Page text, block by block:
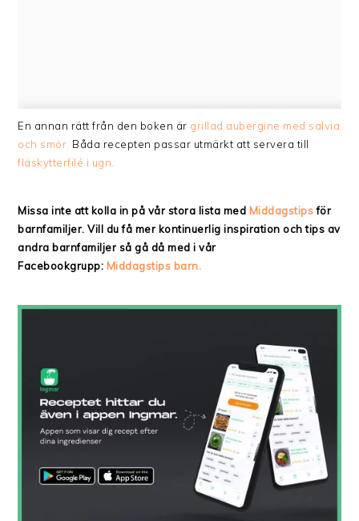
En annan rätt från den boken är grillad aubergine med salvia
och smör. Båda recepten passar utmärkt att servera till
fläskytterfilé i ugn.
Missa inte att kolla in på vår stora lista med Middagstipsför
barnfamiljer. Vill du få mer kontinuerlig inspiration och tips av
andra barnfamiljer så gå då med i vår
Facebookgrupp: Middagstips barn.